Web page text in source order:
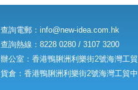
查詢電郵： info@new-idea.com.hk
查詢熱線：8228 0280 / 3107 3200
辦公室：香港鴨脷洲利樂街2號海灣工
貨倉：香港鴨脷洲利樂街2號海灣工貿